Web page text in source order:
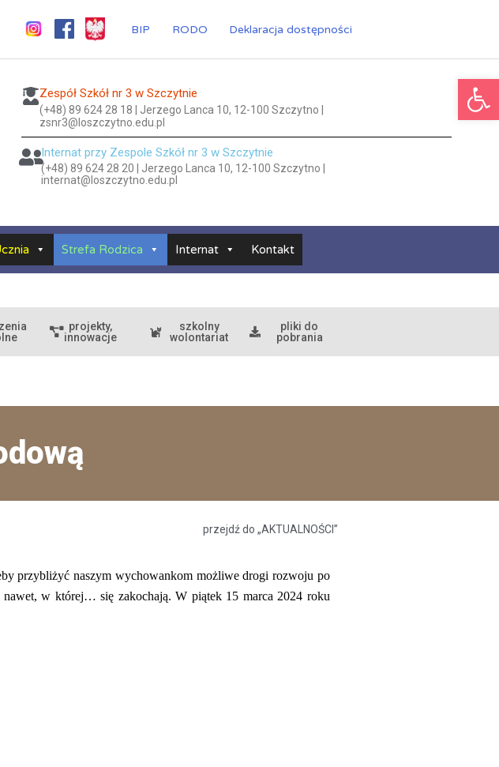
BIP RODO Deklaracja dostępności
Zespół Szkół nr 3 w Szczytnie
(+48) 89 624 28 18 | Jerzego Lanca 10, 12-100 Szczytno |
zsnr3@loszczytno.edu.pl
Internat przy Zespole Szkół nr 3 w Szczytnie
(+48) 89 624 28 20 | Jerzego Lanca 10, 12-100 Szczytno |
internat@loszczytno.edu.pl
Strefa Rodzica Internat Kontakt
projekty,
innowacje
szkolny
wolontariat
pliki do
pobrania
przejdź do „AKTUALNOŚCI”
przybliżyć naszym wychowankom możliwe drogi rozwoju po
nawet, w której… się zakochają. W piątek 15 marca 2024 roku